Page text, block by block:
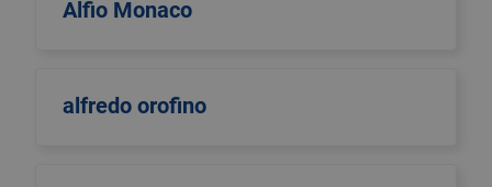
Alfio Monaco
alfredo orofino